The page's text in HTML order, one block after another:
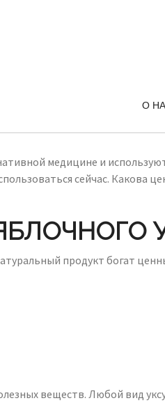
О
медицине и
сейчас. Какова
продукт богат
веществ. Любой вид